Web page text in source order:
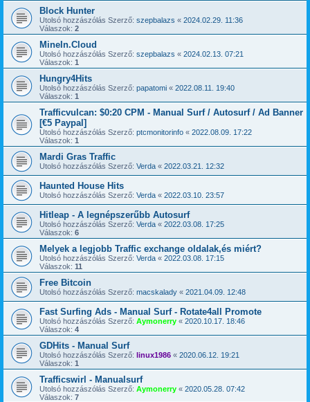
Block Hunter
Utolsó hozzászólás Szerző: szepbalazs « 2024.02.29. 11:36
Válaszok: 2
MineIn.Cloud
Utolsó hozzászólás Szerző: szepbalazs « 2024.02.13. 07:21
Válaszok: 1
Hungry4Hits
Utolsó hozzászólás Szerző: papatomi « 2022.08.11. 19:40
Válaszok: 1
Trafficvulcan: $0:20 CPM - Manual Surf / Autosurf / Ad Banner
[€5 Paypal]
Utolsó hozzászólás Szerző: ptcmonitorinfo « 2022.08.09. 17:22
Válaszok: 1
Mardi Gras Traffic
Utolsó hozzászólás Szerző: Verda « 2022.03.21. 12:32
Haunted House Hits
Utolsó hozzászólás Szerző: Verda « 2022.03.10. 23:57
Hitleap - A legnépszerűbb Autosurf
Utolsó hozzászólás Szerző: Verda « 2022.03.08. 17:25
Válaszok: 6
Melyek a legjobb Traffic exchange oldalak,és miért?
Utolsó hozzászólás Szerző: Verda « 2022.03.08. 17:15
Válaszok: 11
Free Bitcoin
Utolsó hozzászólás Szerző: macskalady « 2021.04.09. 12:48
Fast Surfing Ads - Manual Surf - Rotate4all Promote
Utolsó hozzászólás Szerző: Aymonerry « 2020.10.17. 18:46
Válaszok: 4
GDHits - Manual Surf
Utolsó hozzászólás Szerző: linux1986 « 2020.06.12. 19:21
Válaszok: 1
Trafficswirl - Manualsurf
Utolsó hozzászólás Szerző: Aymonerry « 2020.05.28. 07:42
Válaszok: 7